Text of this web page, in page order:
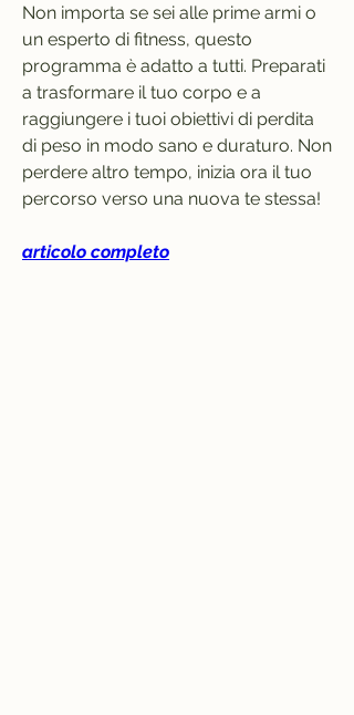
Non importa se sei alle prime armi o
un esperto di fitness, questo
programma è adatto a tutti. Preparati
a trasformare il tuo corpo e a
raggiungere i tuoi obiettivi di perdita
di peso in modo sano e duraturo. Non
perdere altro tempo, inizia ora il tuo
percorso verso una nuova te stessa!
articolo completo